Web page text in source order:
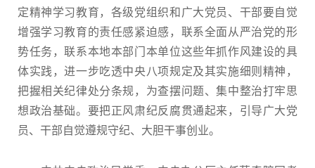
定精神学习教育，各级党组织和广大党员、干部要自觉
增强学习教育的责任感紧迫感，联系全面从严治党的形
势任务，联系本地本部门本单位这些年抓作风建设的具
体实践，进一步吃透中央八项规定及其实施细则精神，
把握相关纪律处分条规，为查摆问题、集中整治打牢思
想政治基础。要把正风肃纪反腐贯通起来，引导广大党
员、干部自觉遵规守纪、大胆干事创业。